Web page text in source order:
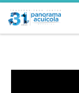
Skip to content